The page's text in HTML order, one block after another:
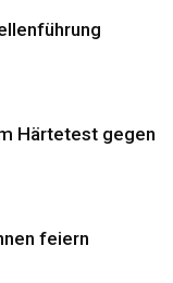
Härtetest gegen
feiern